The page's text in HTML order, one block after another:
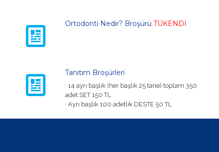
Ortodonti Nedir? Broşürü TÜKENDİ
Tanıtım Broşürleri
· 14 ayrı başlık (her başlık 25 tane) toplam 350
adet SET 150 TL
· Ayrı başlık 100 adetlik DESTE 50 TL